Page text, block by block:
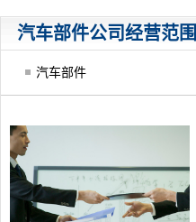
汽车部件公司经营范围
汽车部件